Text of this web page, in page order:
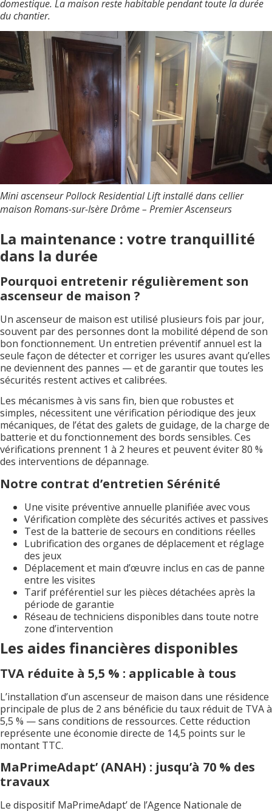
domestique. La maison reste habitable pendant toute la durée
du chantier.
Mini ascenseur Pollock Residential Lift installé dans cellier
maison Romans-sur-Isère Drôme – Premier Ascenseurs
La maintenance : votre tranquillité
dans la durée
Pourquoi entretenir régulièrement son
ascenseur de maison ?
Un ascenseur de maison est utilisé plusieurs fois par jour,
souvent par des personnes dont la mobilité dépend de son
bon fonctionnement. Un entretien préventif annuel est la
seule façon de détecter et corriger les usures avant qu’elles
ne deviennent des pannes — et de garantir que toutes les
sécurités restent actives et calibrées.
Les mécanismes à vis sans fin, bien que robustes et
simples, nécessitent une vérification périodique des jeux
mécaniques, de l’état des galets de guidage, de la charge de
batterie et du fonctionnement des bords sensibles. Ces
vérifications prennent 1 à 2 heures et peuvent éviter 80 %
des interventions de dépannage.
Notre contrat d’entretien Sérénité
Une visite préventive annuelle planifiée avec vous
Vérification complète des sécurités actives et passives
Test de la batterie de secours en conditions réelles
Lubrification des organes de déplacement et réglage
des jeux
Déplacement et main d’œuvre inclus en cas de panne
entre les visites
Tarif préférentiel sur les pièces détachées après la
période de garantie
Réseau de techniciens disponibles dans toute notre
zone d’intervention
Les aides financières disponibles
TVA réduite à 5,5 % : applicable à tous
L’installation d’un ascenseur de maison dans une résidence
principale de plus de 2 ans bénéficie du taux réduit de TVA à
5,5 % — sans conditions de ressources. Cette réduction
représente une économie directe de 14,5 points sur le
montant TTC.
MaPrimeAdapt’ (ANAH) : jusqu’à 70 % des
travaux
Le dispositif MaPrimeAdapt’ de l’Agence Nationale de